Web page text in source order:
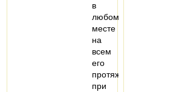
в
любом
месте
на
всем
его
протяжении
при